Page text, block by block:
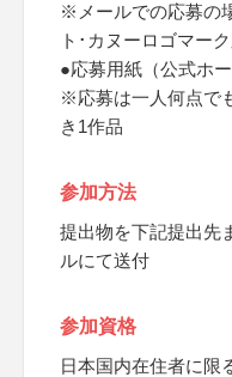
※メールでの応募の
ト･カヌーロゴマー
●応募用紙（公式ホ
※応募は一人何点で
き1作品
参加方法
提出物を下記提出先
ルにて送付
参加資格
日本国内在住者に限